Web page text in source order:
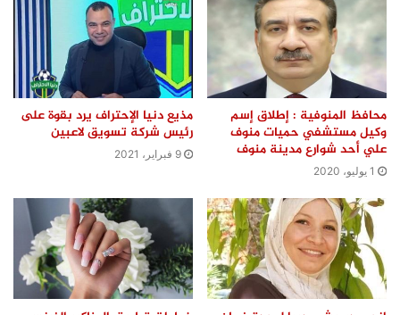
محافظ المنوفية : إطلاق إسم
وكيل مستشفي حميات منوف
علي أحد شوارع مدينة منوف
1 يوليو، 2020
مذيع دنيا الإحتراف يرد بقوة على
رئيس شركة تسويق لاعبين
9 فبراير، 2021